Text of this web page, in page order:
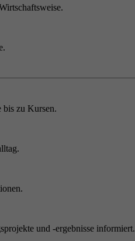
bis zu Kursen.
und -ergebnisse informiert.